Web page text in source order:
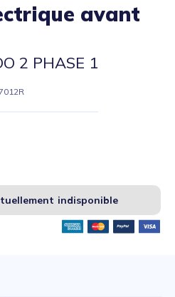
avant
2 PHASE 1
indisponible